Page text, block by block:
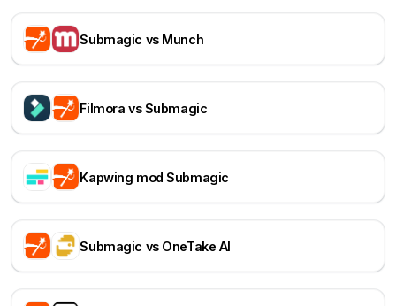
Submagic vs Munch
Filmora vs Submagic
Kapwing mod Submagic
Submagic vs OneTake AI